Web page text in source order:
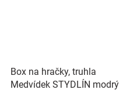
Box na hračky, truhla
Medvídek STYDLÍN modrý